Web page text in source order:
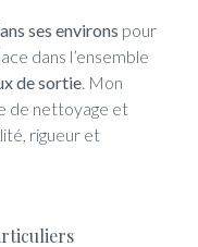
ses environs pour
dans l’ensemble
de sortie. Mon
de nettoyage et
rigueur et